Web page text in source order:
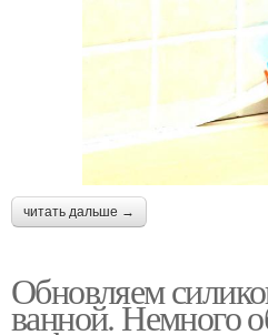
читать дальше →
Обновляем
ванной. Немного